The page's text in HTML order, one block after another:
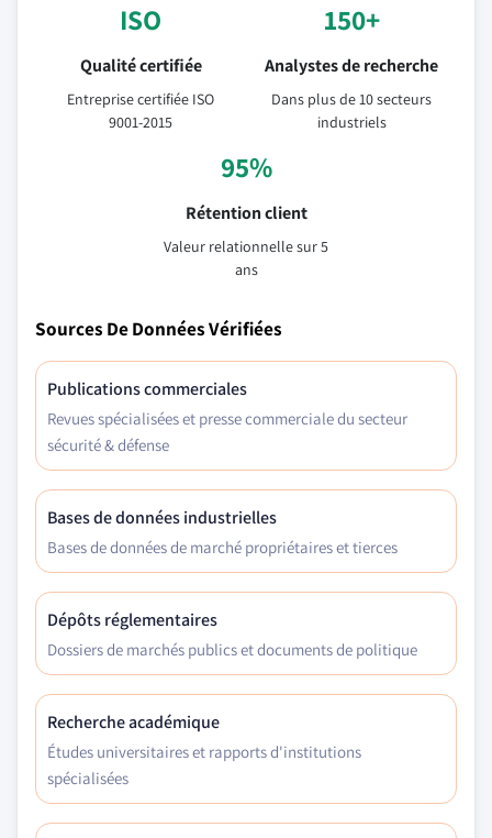
ISO
Qualité certifiée
Entreprise certifiée ISO
9001-2015
150+
Analystes de recherche
Dans plus de 10 secteurs
industriels
95%
Rétention client
Valeur relationnelle sur 5
ans
Sources De Données Vérifiées
Publications commerciales
Revues spécialisées et presse commerciale du secteur
sécurité & défense
Bases de données industrielles
Bases de données de marché propriétaires et tierces
Dépôts réglementaires
Dossiers de marchés publics et documents de politique
Recherche académique
Études universitaires et rapports d'institutions
spécialisées